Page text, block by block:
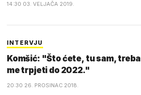
14:30 03. VELJAČA 2019.
INTERVJU
Komšić: "Što ćete, tu sam, treba
me trpjeti do 2022."
20:30 26. PROSINAC 2018.